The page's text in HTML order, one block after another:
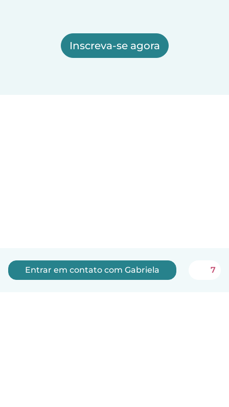
Inscreva-se agora
Entrar em contato com Gabriela 7